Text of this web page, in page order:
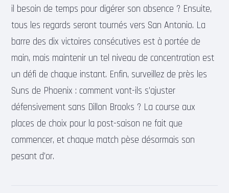
il besoin de temps pour digérer son absence ? Ensuite,
tous les regards seront tournés vers San Antonio. La
barre des dix victoires consécutives est à portée de
main, mais maintenir un tel niveau de concentration est
un défi de chaque instant. Enfin, surveillez de près les
Suns de Phoenix : comment vont-ils s’ajuster
défensivement sans Dillon Brooks ? La course aux
places de choix pour la post-saison ne fait que
commencer, et chaque match pèse désormais son
pesant d’or.